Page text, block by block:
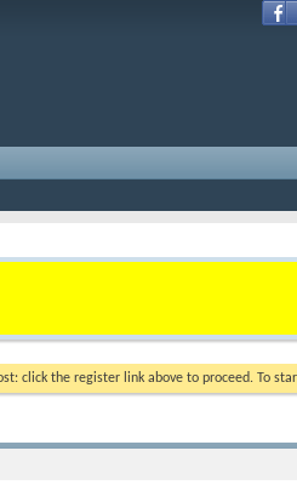
click the register link above to proceed. To